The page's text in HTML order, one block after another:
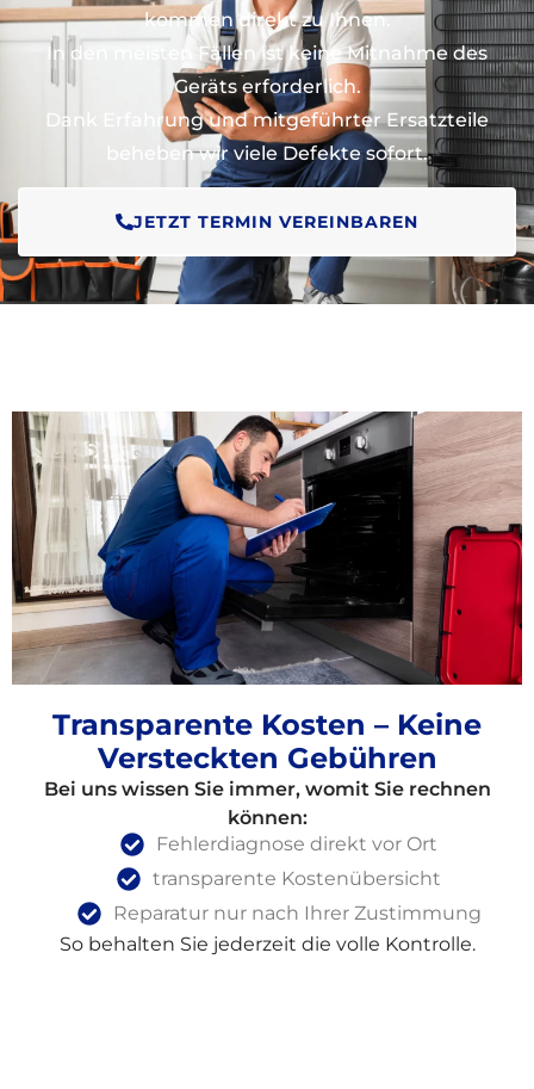
kommen direkt zu Ihnen.
In den meisten Fällen ist keine Mitnahme des
Geräts erforderlich.
Dank Erfahrung und mitgeführter Ersatzteile
beheben wir viele Defekte sofort.
JETZT TERMIN VEREINBAREN
Transparente Kosten – Keine
Versteckten Gebühren
Bei uns wissen Sie immer, womit Sie rechnen
können:
Fehlerdiagnose direkt vor Ort
transparente Kostenübersicht
Reparatur nur nach Ihrer Zustimmung
So behalten Sie jederzeit die volle Kontrolle.